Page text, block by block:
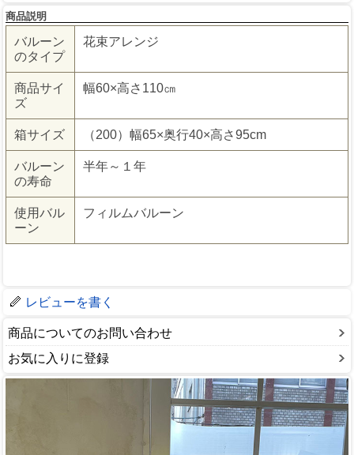
商品説明
バルーン
のタイプ
花束アレンジ
商品サイ
ズ
幅60×高さ110㎝
箱サイズ （200）幅65×奥行40×高さ95cm
バルーン
の寿命
半年～１年
使用バル
ーン
フィルムバルーン
レビューを書く
商品についてのお問い合わせ
お気に入りに登録